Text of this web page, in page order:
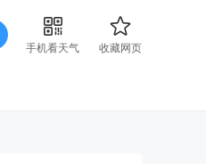
手机看天气
收藏网页